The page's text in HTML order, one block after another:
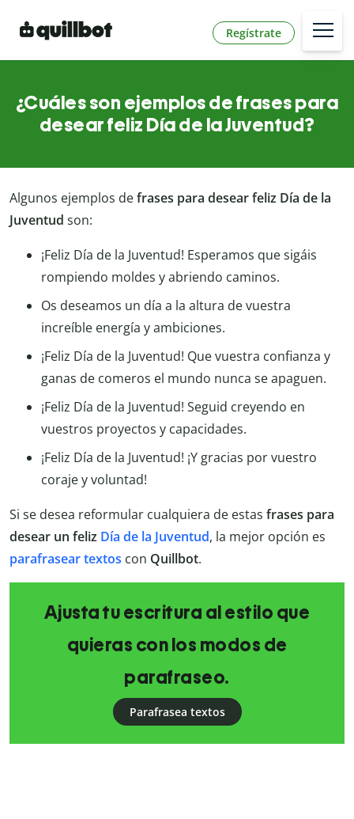
Regístrate
¿Cuáles son ejemplos de frases para
desear feliz Día de la Juventud?
Algunos ejemplos defrases para desear feliz Día de la
Juventud son:
¡Feliz Día de la Juventud! Esperamos que sigáis
rompiendo moldes y abriendo caminos.
Os deseamos un día a la altura de vuestra
increíble energía y ambiciones.
¡Feliz Día de la Juventud! Que vuestra confianza y
ganas de comeros el mundo nunca se apaguen.
¡Feliz Día de la Juventud! Seguid creyendo en
vuestros proyectos y capacidades.
¡Feliz Día de la Juventud! ¡Y gracias por vuestro
coraje y voluntad!
Si se desea reformular cualquiera de estas frases para
desear un feliz Día de la Juventud, la mejor opción es
parafrasear textos con Quillbot.
Ajusta tu escritura al estilo que
quieras con los modos de
parafraseo.
Parafrasea textos